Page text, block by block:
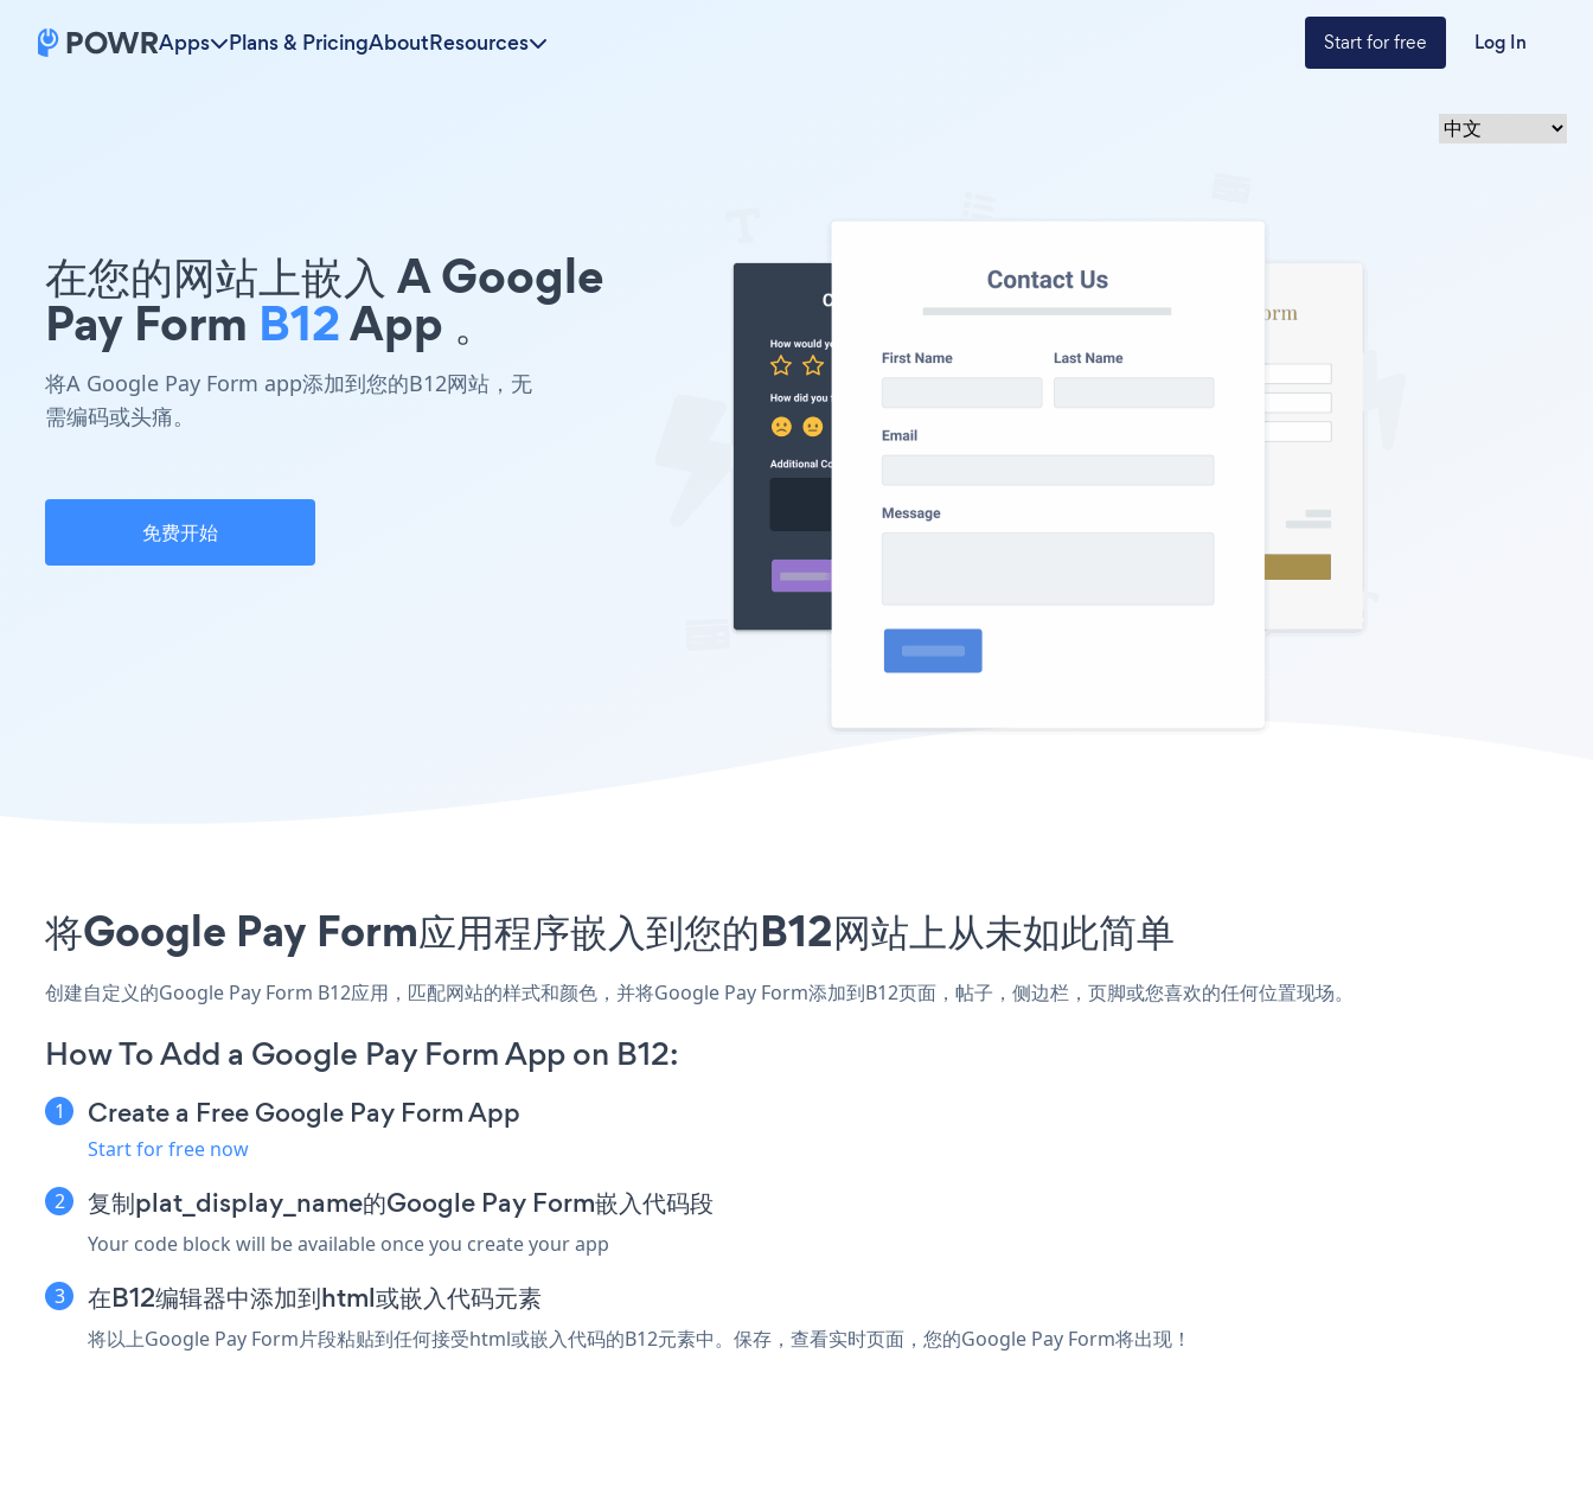
Apps Plans & PricingAboutResources Start for free Log In
在您的网站上嵌入 A Google
Pay Form B12App 。
将A Google Pay Form app添加到您的B12网站，无
需编码或头痛。
免费开始
将Google Pay Form应用程序嵌入到您的B12网站上从未如此简单
创建自定义的Google Pay Form B12应用，匹配网站的样式和颜色，并将Google Pay Form添加到B12页面，帖子，侧边栏，页脚或您喜欢的任何位置现场。
How To Add a Google Pay Form App on B12:
Create a Free Google Pay Form App
Start for free now
复制plat_display_name的Google Pay Form嵌入代码段
Your code block will be available once you create your app
在B12编辑器中添加到html或嵌入代码元素
将以上Google Pay Form片段粘贴到任何接受html或嵌入代码的B12元素中。保存，查看实时页面，您的Google Pay Form将出现！